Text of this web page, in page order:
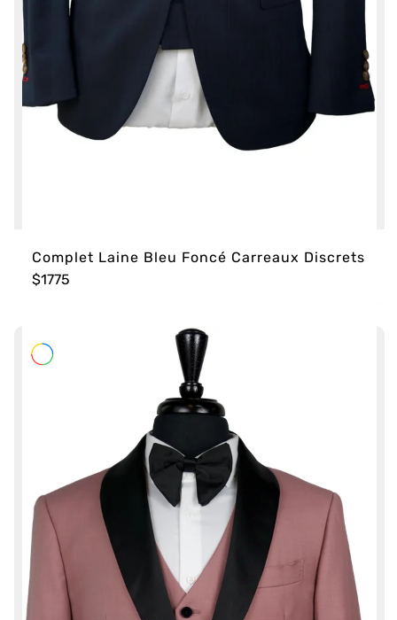
Complet Laine Bleu Foncé Carreaux Discrets
$1775